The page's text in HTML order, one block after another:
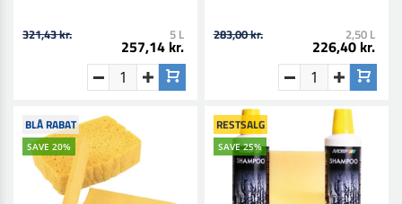
321,43 kr. 5 L
257,14 kr.
283,00 kr. 2,50 L
226,40 kr.
BLÅ RABAT
SAVE 20%
RESTSALG
SAVE 25%